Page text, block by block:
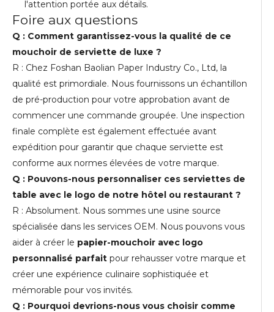
l'attention portée aux détails.
Foire aux questions
Q : Comment garantissez-vous la qualité de ce
mouchoir de serviette de luxe ?
R : Chez Foshan Baolian Paper Industry Co., Ltd, la
qualité est primordiale. Nous fournissons un échantillon
de pré-production pour votre approbation avant de
commencer une commande groupée. Une inspection
finale complète est également effectuée avant
expédition pour garantir que chaque serviette est
conforme aux normes élevées de votre marque.
Q : Pouvons-nous personnaliser ces serviettes de
table avec le logo de notre hôtel ou restaurant ?
R : Absolument. Nous sommes une usine source
spécialisée dans les services OEM. Nous pouvons vous
aider à créer le papier-mouchoir avec logo
personnalisé parfait pour rehausser votre marque et
créer une expérience culinaire sophistiquée et
mémorable pour vos invités.
Q : Pourquoi devrions-nous vous choisir comme